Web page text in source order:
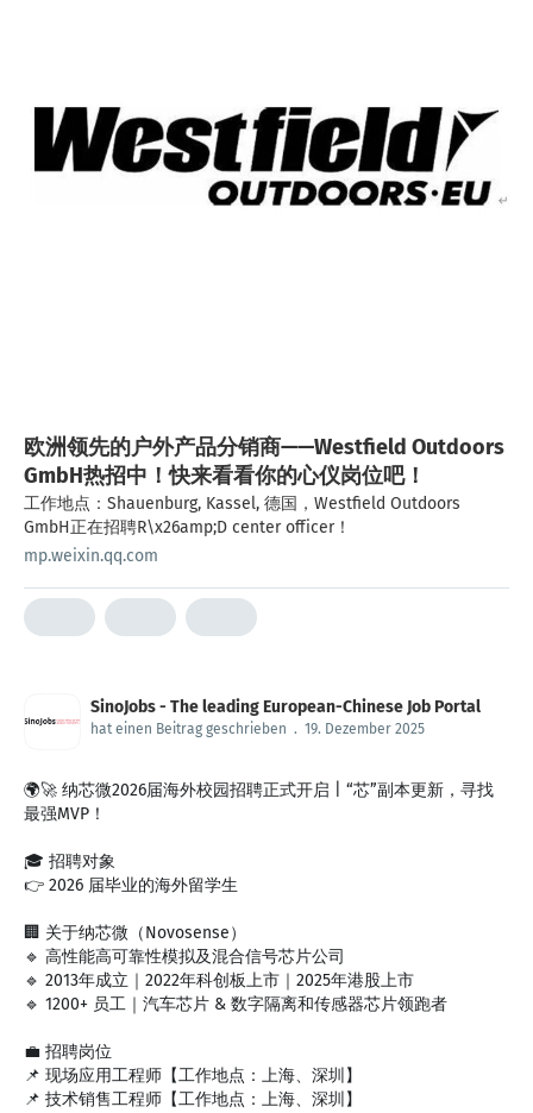
欧洲领先的户外产品分销商——Westfield Outdoors
GmbH热招中！快来看看你的心仪岗位吧！
工作地点：Shauenburg, Kassel, 德国，Westfield Outdoors
GmbH正在招聘R\x26amp;D center officer！
mp.weixin.qq.com
SinoJobs - The leading European-Chinese Job Portal
hat einen Beitrag geschrieben . 19. Dezember 2025
🌍🚀 纳芯微2026届海外校园招聘正式开启 | “芯”副本更新，寻找
最强MVP！
🎓 招聘对象
👉 2026 届毕业的海外留学生
🏢 关于纳芯微（Novosense）
🔹 高性能高可靠性模拟及混合信号芯片公司
🔹 2013年成立｜2022年科创板上市｜2025年港股上市
🔹 1200+ 员工｜汽车芯片 & 数字隔离和传感器芯片领跑者
💼 招聘岗位
📌 现场应用工程师【工作地点：上海、深圳】
📌 技术销售工程师【工作地点：上海、深圳】